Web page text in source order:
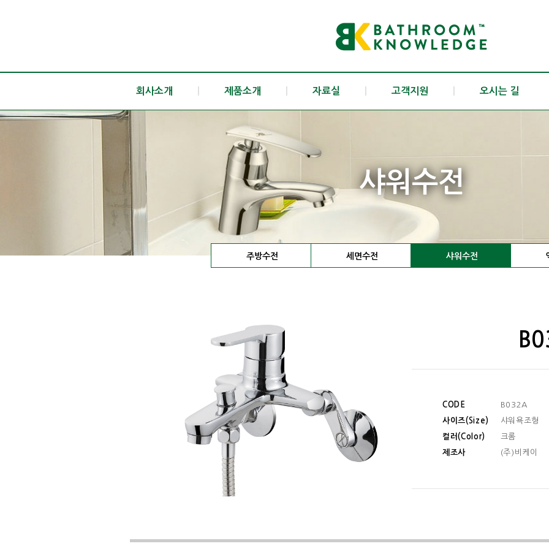
회사소개 제품소개 자료실 고객지원 오시는 길
샤워수전
주방수전 세면수전 샤워수전
CODE
B032A
사이즈(Size)
샤워욕조형
컬러(Color)
크롬
제조사
(주)비케이